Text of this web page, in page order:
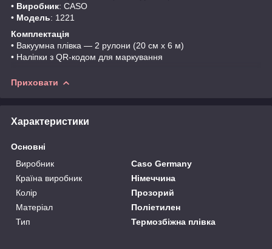
• Виробник: CASO
• Модель: 1221
Комплектація
• Вакуумна плівка — 2 рулони (20 см x 6 м)
• Наліпки з QR-кодом для маркування
Приховати
Характеристики
Основні
Виробник
Caso Germany
Країна виробник
Німеччина
Колір
Прозорий
Матеріал
Поліетилен
Тип
Термозбіжна плівка